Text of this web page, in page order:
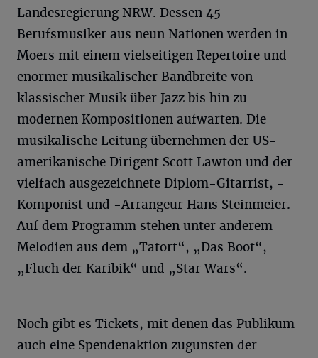
Landesregierung NRW. Dessen 45
Berufsmusiker aus neun Nationen werden in
Moers mit einem vielseitigen Repertoire und
enormer musikalischer Bandbreite von
klassischer Musik über Jazz bis hin zu
modernen Kompositionen aufwarten. Die
musikalische Leitung übernehmen der US-
amerikanische Dirigent Scott Lawton und der
vielfach ausgezeichnete Diplom-Gitarrist, -
Komponist und -Arrangeur Hans Steinmeier.
Auf dem Programm stehen unter anderem
Melodien aus dem „Tatort“, „Das Boot“,
„Fluch der Karibik“ und „Star Wars“.
Noch gibt es Tickets, mit denen das Publikum
auch eine Spendenaktion zugunsten der